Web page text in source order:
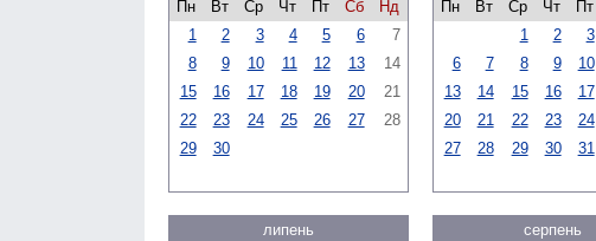
Пн
Вт Ср Чт Пт Сб
Нд
1
2 3 4 5 6
7
8
9 10 11 12 13
14
15
16 17 18 19 20
21
22
23 24 25 26 27
28
29
30
Пн
Вт Ср Чт Пт
1
2 3
6
7 8 9 10
13
14 15 16 17
20
21 22 23 24
27
28 29 30 31
липень
серпень